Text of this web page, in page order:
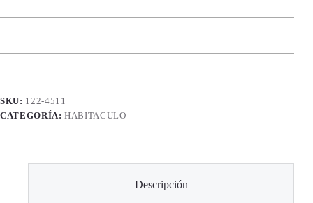
SKU: 122-4511
CATEGORÍA:HABITACULO
Descripción